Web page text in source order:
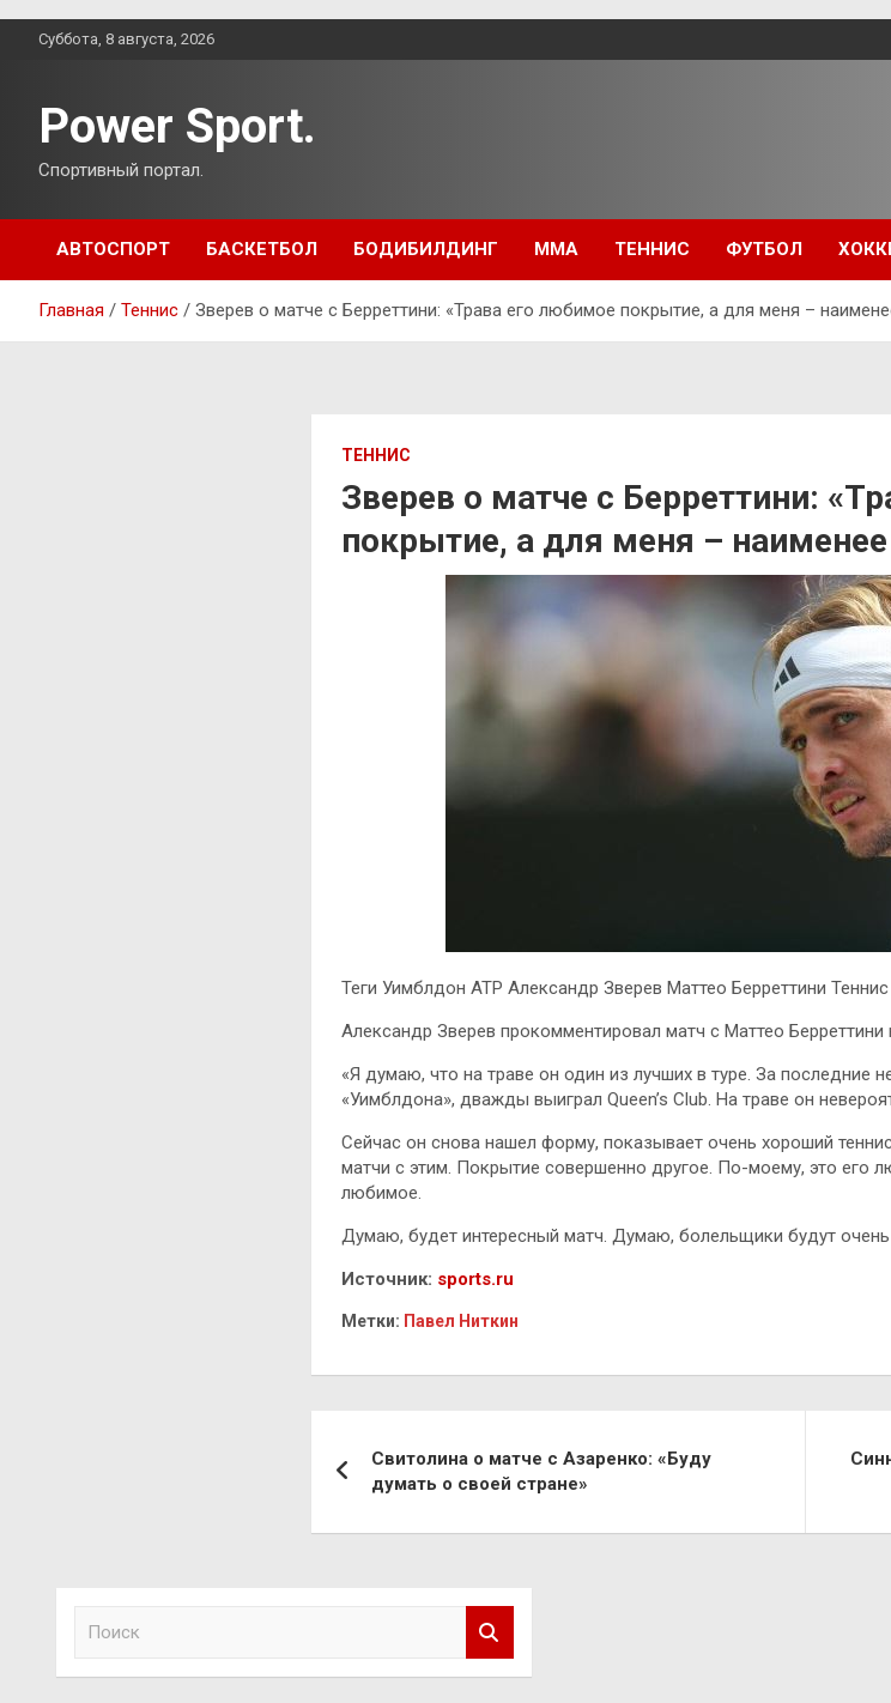
ПерейтиСуббота, 8 августа, 2026
Power Sport.
Спортивный портал.
АВТОСПОРТ БАСКЕТБОЛ БОДИБИЛДИНГ ММА ТЕННИС ФУТБОЛ
Главная Теннис Зверев о матче с Берреттини: «Трава его любимое покрытие, а для меня –
ТЕННИС
Зверев о матче с Берреттини:
покрытие, а для меня –
Теги Уимблдон ATP Александр Зверев Маттео Берреттини Теннис
Александр Зверев прокомментировал матч с Маттео Берреттини
«Я думаю, что на траве он один из лучших в туре. За последние
«Уимблдона», дважды выиграл Queen’s Club. На траве он
Сейчас он снова нашел форму, показывает очень хороший
матчи с этим. Покрытие совершенно другое. По-моему, это его
любимое.
Думаю, будет интересный матч. Думаю, болельщики будут
Источник: sports.ru
Метки: Павел Ниткин
по
записям
Свитолина о матче с Азаренко: «Буду
думать о своей стране»